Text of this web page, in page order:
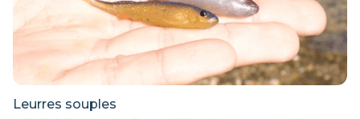
Leurres souples